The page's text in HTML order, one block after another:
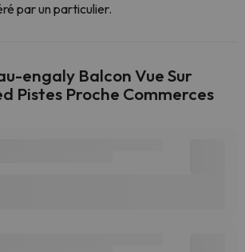
par un particulier.
engaly Balcon Vue Sur
Pistes Proche Commerces